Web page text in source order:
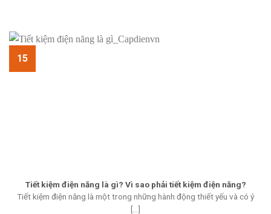
Tiết kiệm điện năng là gì? Vì sao phải tiết kiệm điện năng?
Tiết kiệm điện năng là một trong những hành động thiết yếu và có ý
[...]
15